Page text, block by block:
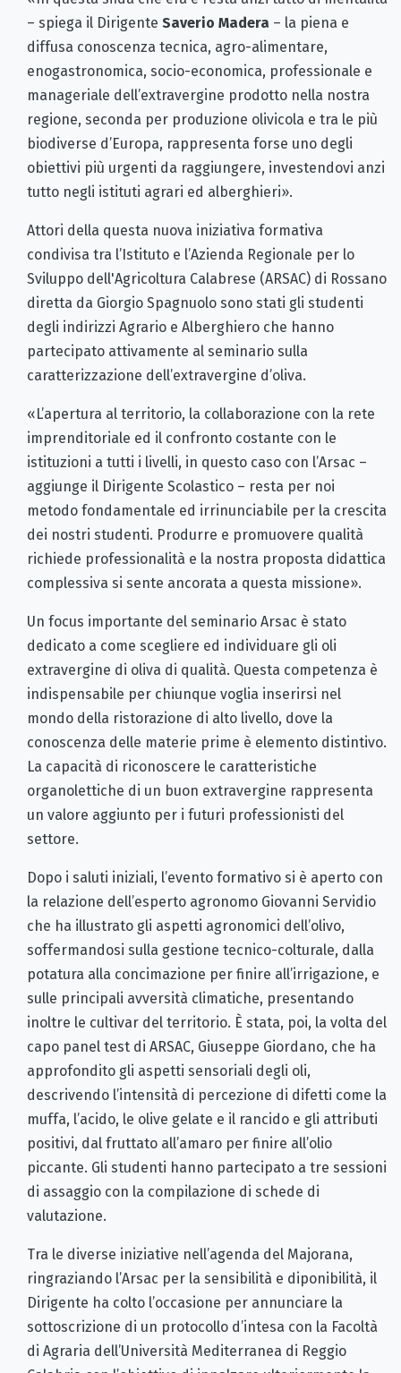
– spiega il Dirigente Saverio Madera – la piena e
diffusa conoscenza tecnica, agro-alimentare,
enogastronomica, socio-economica, professionale e
manageriale dell’extravergine prodotto nella nostra
regione, seconda per produzione olivicola e tra le più
biodiverse d’Europa, rappresenta forse uno degli
obiettivi più urgenti da raggiungere, investendovi anzi
tutto negli istituti agrari ed alberghieri».
Attori della questa nuova iniziativa formativa
condivisa tra l’Istituto e l’Azienda Regionale per lo
Sviluppo dell'Agricoltura Calabrese (ARSAC) di Rossano
diretta da Giorgio Spagnuolo sono stati gli studenti
degli indirizzi Agrario e Alberghiero che hanno
partecipato attivamente al seminario sulla
caratterizzazione dell’extravergine d’oliva.
«L’apertura al territorio, la collaborazione con la rete
imprenditoriale ed il confronto costante con le
istituzioni a tutti i livelli, in questo caso con l’Arsac –
aggiunge il Dirigente Scolastico – resta per noi
metodo fondamentale ed irrinunciabile per la crescita
dei nostri studenti. Produrre e promuovere qualità
richiede professionalità e la nostra proposta didattica
complessiva si sente ancorata a questa missione».
Un focus importante del seminario Arsac è stato
dedicato a come scegliere ed individuare gli oli
extravergine di oliva di qualità. Questa competenza è
indispensabile per chiunque voglia inserirsi nel
mondo della ristorazione di alto livello, dove la
conoscenza delle materie prime è elemento distintivo.
La capacità di riconoscere le caratteristiche
organolettiche di un buon extravergine rappresenta
un valore aggiunto per i futuri professionisti del
settore.
Dopo i saluti iniziali, l’evento formativo si è aperto con
la relazione dell’esperto agronomo Giovanni Servidio
che ha illustrato gli aspetti agronomici dell’olivo,
soffermandosi sulla gestione tecnico-colturale, dalla
potatura alla concimazione per finire all’irrigazione, e
sulle principali avversità climatiche, presentando
inoltre le cultivar del territorio. È stata, poi, la volta del
capo panel test di ARSAC, Giuseppe Giordano, che ha
approfondito gli aspetti sensoriali degli oli,
descrivendo l’intensità di percezione di difetti come la
muffa, l’acido, le olive gelate e il rancido e gli attributi
positivi, dal fruttato all’amaro per finire all’olio
piccante. Gli studenti hanno partecipato a tre sessioni
di assaggio con la compilazione di schede di
valutazione.
Tra le diverse iniziative nell’agenda del Majorana,
ringraziando l’Arsac per la sensibilità e diponibilità, il
Dirigente ha colto l’occasione per annunciare la
sottoscrizione di un protocollo d’intesa con la Facoltà
di Agraria dell’Università Mediterranea di Reggio